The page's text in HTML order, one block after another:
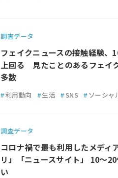
調査データ
フェイクニュースの接触経験、
上回る 見たことのあるフェイ
多数
#利用動向 #生活 # SNS # ソーシャ
調査データ
コロナ禍で最も利用したメディ
リ」「ニュースサイト」 10～
い